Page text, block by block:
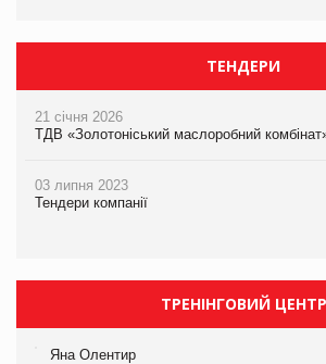
ТЕНДЕРИ
21 січня 2026
ТДВ «Золотоніський маслоробний
03 липня 2023
Тендери компанії
ТРЕНІНГОВИЙ ЦЕНТР
Яна Олентир